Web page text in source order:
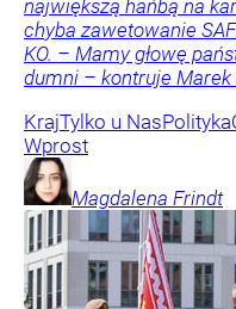
największą hańbą na
chyba zawetowanie
KO. – Mamy głowę
dumni – kontruje Marek
KrajTylko u NasPolityka
Wprost
Magdalena Frindt